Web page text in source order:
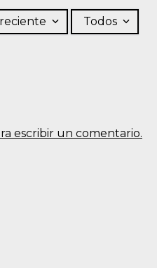
escribir un comentario.
reciente Todos